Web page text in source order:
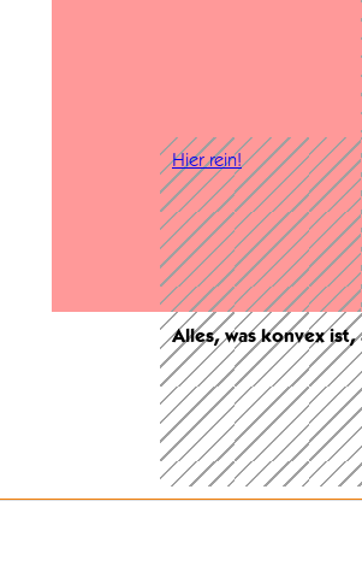
Hier rein!
Alles, was konvex